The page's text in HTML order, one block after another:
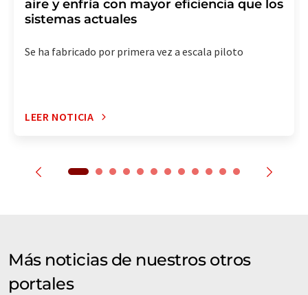
aire y enfría con mayor eficiencia que los
sistemas actuales
Se ha fabricado por primera vez a escala piloto
LEER NOTICIA
Más noticias de nuestros otros
portales